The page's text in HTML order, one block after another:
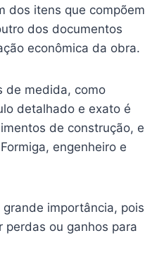
dos itens que compõem
dos documentos
econômica da obra.
de medida, como
detalhado e exato é
de construção, e
engenheiro e
importância, pois
ou ganhos para